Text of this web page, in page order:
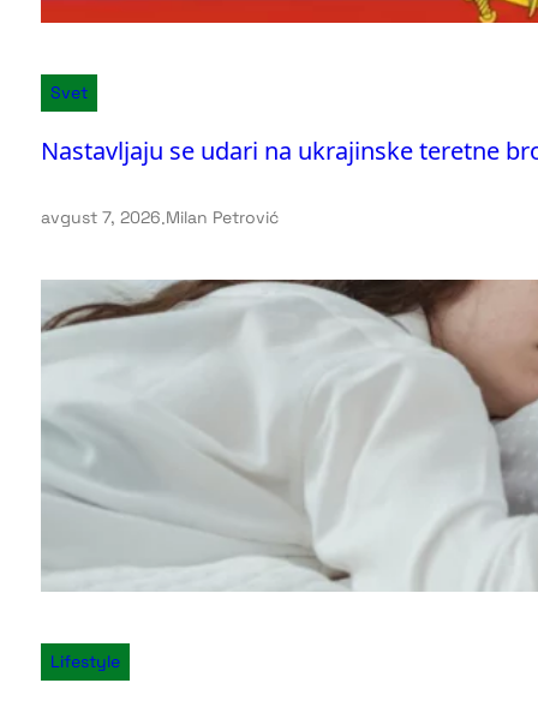
Svet
Nastavljaju se udari na ukrajinske teretne
avgust 7, 2026.Milan Petrović
Lifestyle